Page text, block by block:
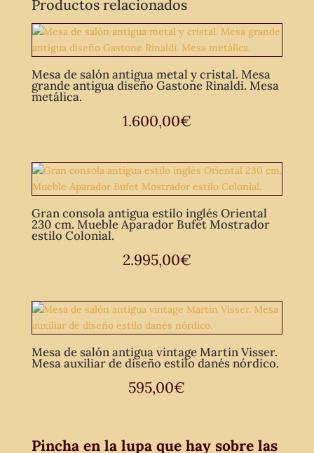
Productos relacionados
Mesa de salón antigua metal y cristal. Mesa
grande antigua diseño Gastone Rinaldi. Mesa
metálica.
1.600,00€
Gran consola antigua estilo inglés Oriental
230 cm. Mueble Aparador Bufet Mostrador
estilo Colonial.
2.995,00€
Mesa de salón antigua vintage Martin Visser.
Mesa auxiliar de diseño estilo danés nórdico.
595,00€
Pincha en la lupa que hay sobre las